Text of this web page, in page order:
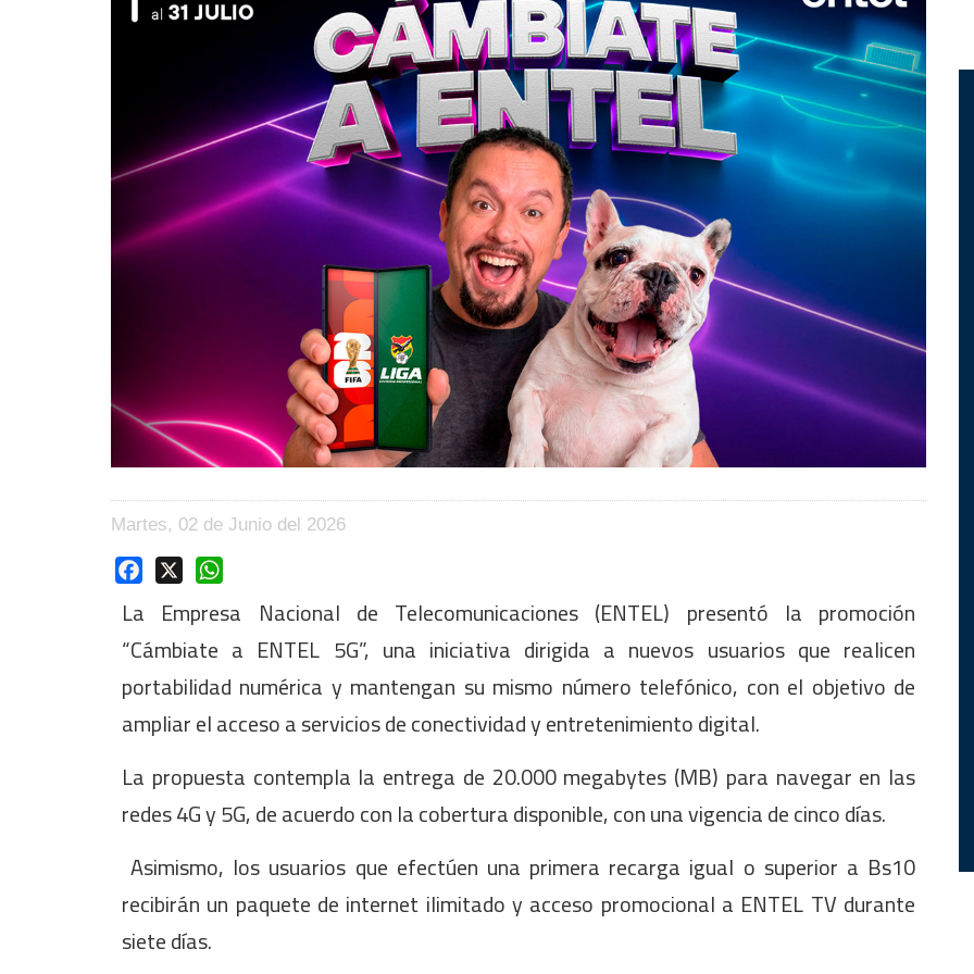
Martes, 02 de Junio del 2026
Facebook
La Empresa Nacional de Telecomunicaciones (ENTEL) presentó la promoción
“Cámbiate a ENTEL 5G”, una iniciativa dirigida a nuevos usuarios que realicen
portabilidad numérica y mantengan su mismo número telefónico, con el objetivo de
ampliar el acceso a servicios de conectividad y entretenimiento digital.
La propuesta contempla la entrega de 20.000 megabytes (MB) para navegar en las
redes 4G y 5G, de acuerdo con la cobertura disponible, con una vigencia de cinco días.
Asimismo, los usuarios que efectúen una primera recarga igual o superior a Bs10
recibirán un paquete de internet ilimitado y acceso promocional a ENTEL TV durante
siete días.